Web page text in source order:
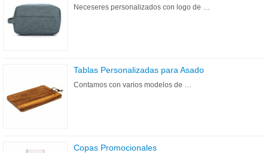
Neceseres personalizados con logo de …
Tablas Personalizadas para Asado
Contamos con varios modelos de …
Copas Promocionales